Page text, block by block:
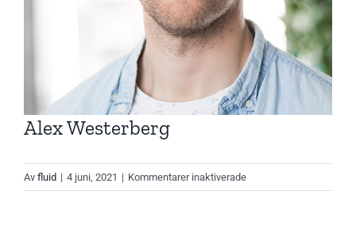
Alex Westerberg
Av fluid | 4 juni, 2021 | Kommentarer inaktiveradeför
Alex